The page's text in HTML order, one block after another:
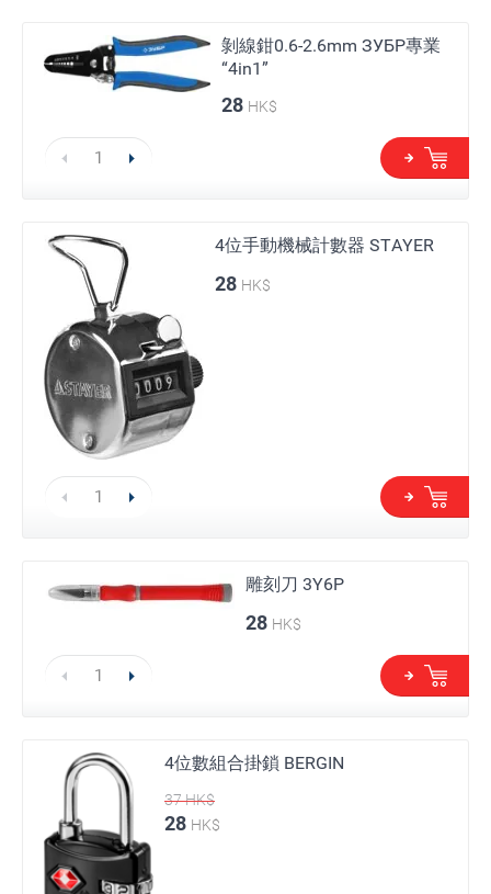
剝線鉗0.6-2.6mm ЗУБР專業
“4in1”
28 HK$
4位手動機械計數器 STAYER
28 HK$
雕刻刀 3Y6P
28 HK$
4位數組合掛鎖 BERGIN
37HK$
28 HK$